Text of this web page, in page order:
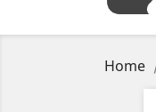
Home